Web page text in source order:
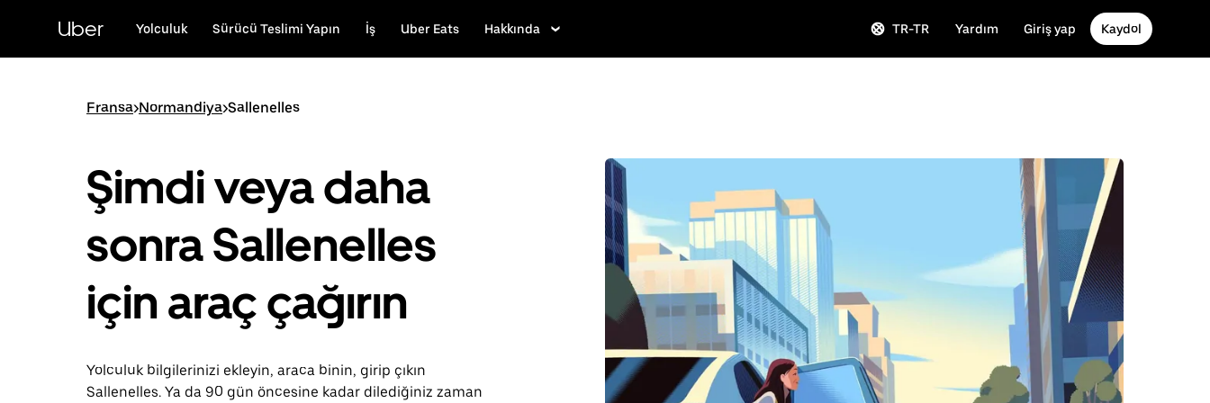
Uber Yolculuk Sürücü Teslimi Yapın İş Uber Eats Hakkında TR-TR Yardım Giriş yap Kaydol
Fransa>Normandiya>Sallenelles
Şimdi veya daha
sonra Sallenelles
için araç çağırın
Yolculuk bilgilerinizi ekleyin, araca binin, girip çıkın
Sallenelles. Ya da 90 gün öncesine kadar dilediğiniz zaman